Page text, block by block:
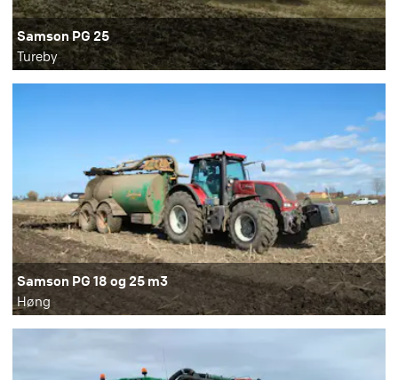
Samson PG 25
Tureby
Samson PG 18 og 25 m3
Høng